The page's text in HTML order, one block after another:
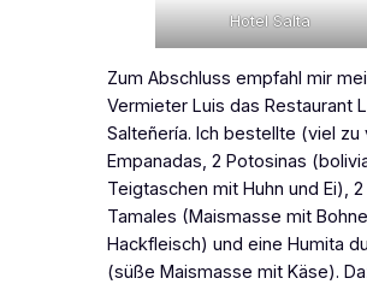
Hotel Salta
Zum Abschluss empfahl mir
Vermieter Luis das Restaurant
Salteñería. Ich bestellte (viel zu
Empanadas, 2 Potosinas
Teigtaschen mit Huhn und Ei), 2
Tamales (Maismasse mit
Hackfleisch) und eine Humita
(süße Maismasse mit Käse).